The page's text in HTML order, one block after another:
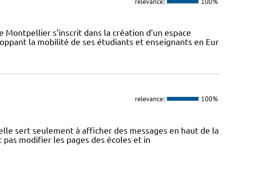
Montpellier s’inscrit dans la création d’un espace
la mobilité de ses étudiants et enseignants en Eur
relevance: 100%
sert seulement à afficher des messages en haut de la
modifier les pages des écoles et in